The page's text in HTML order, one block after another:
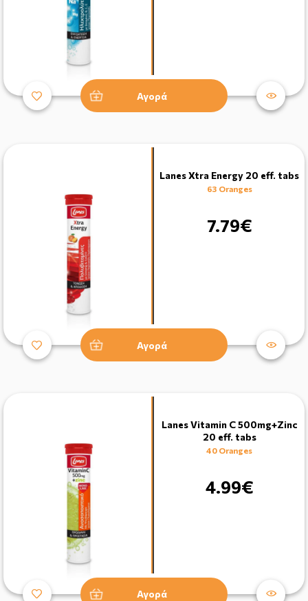
Αγορά
Lanes Xtra Energy 20 eff. tabs
63 Oranges
7.79€
Αγορά
Lanes Vitamin C 500mg+Zinc
20 eff. tabs
40 Oranges
4.99€
Αγορά